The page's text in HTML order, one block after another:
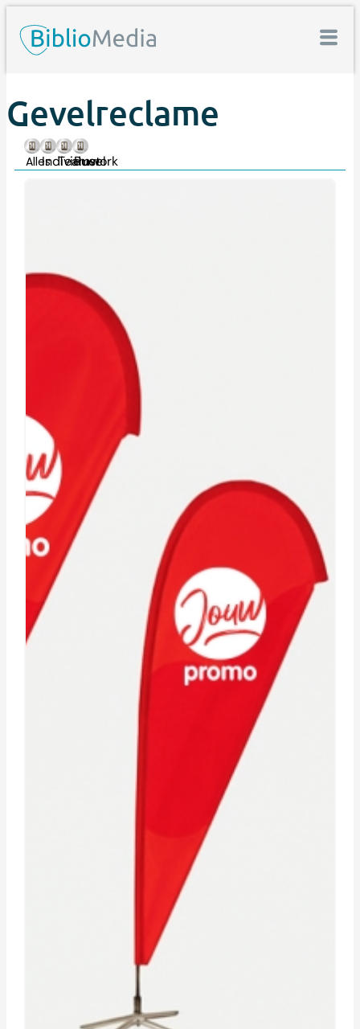
Gevelreclame
AllesIndividueel
Teamwork
Rust